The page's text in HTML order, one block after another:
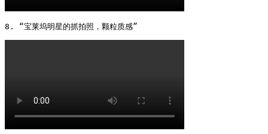
8. “宝莱坞明星的抓拍照，颗粒质感”